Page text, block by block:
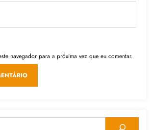
navegador para a próxima vez que eu comentar.